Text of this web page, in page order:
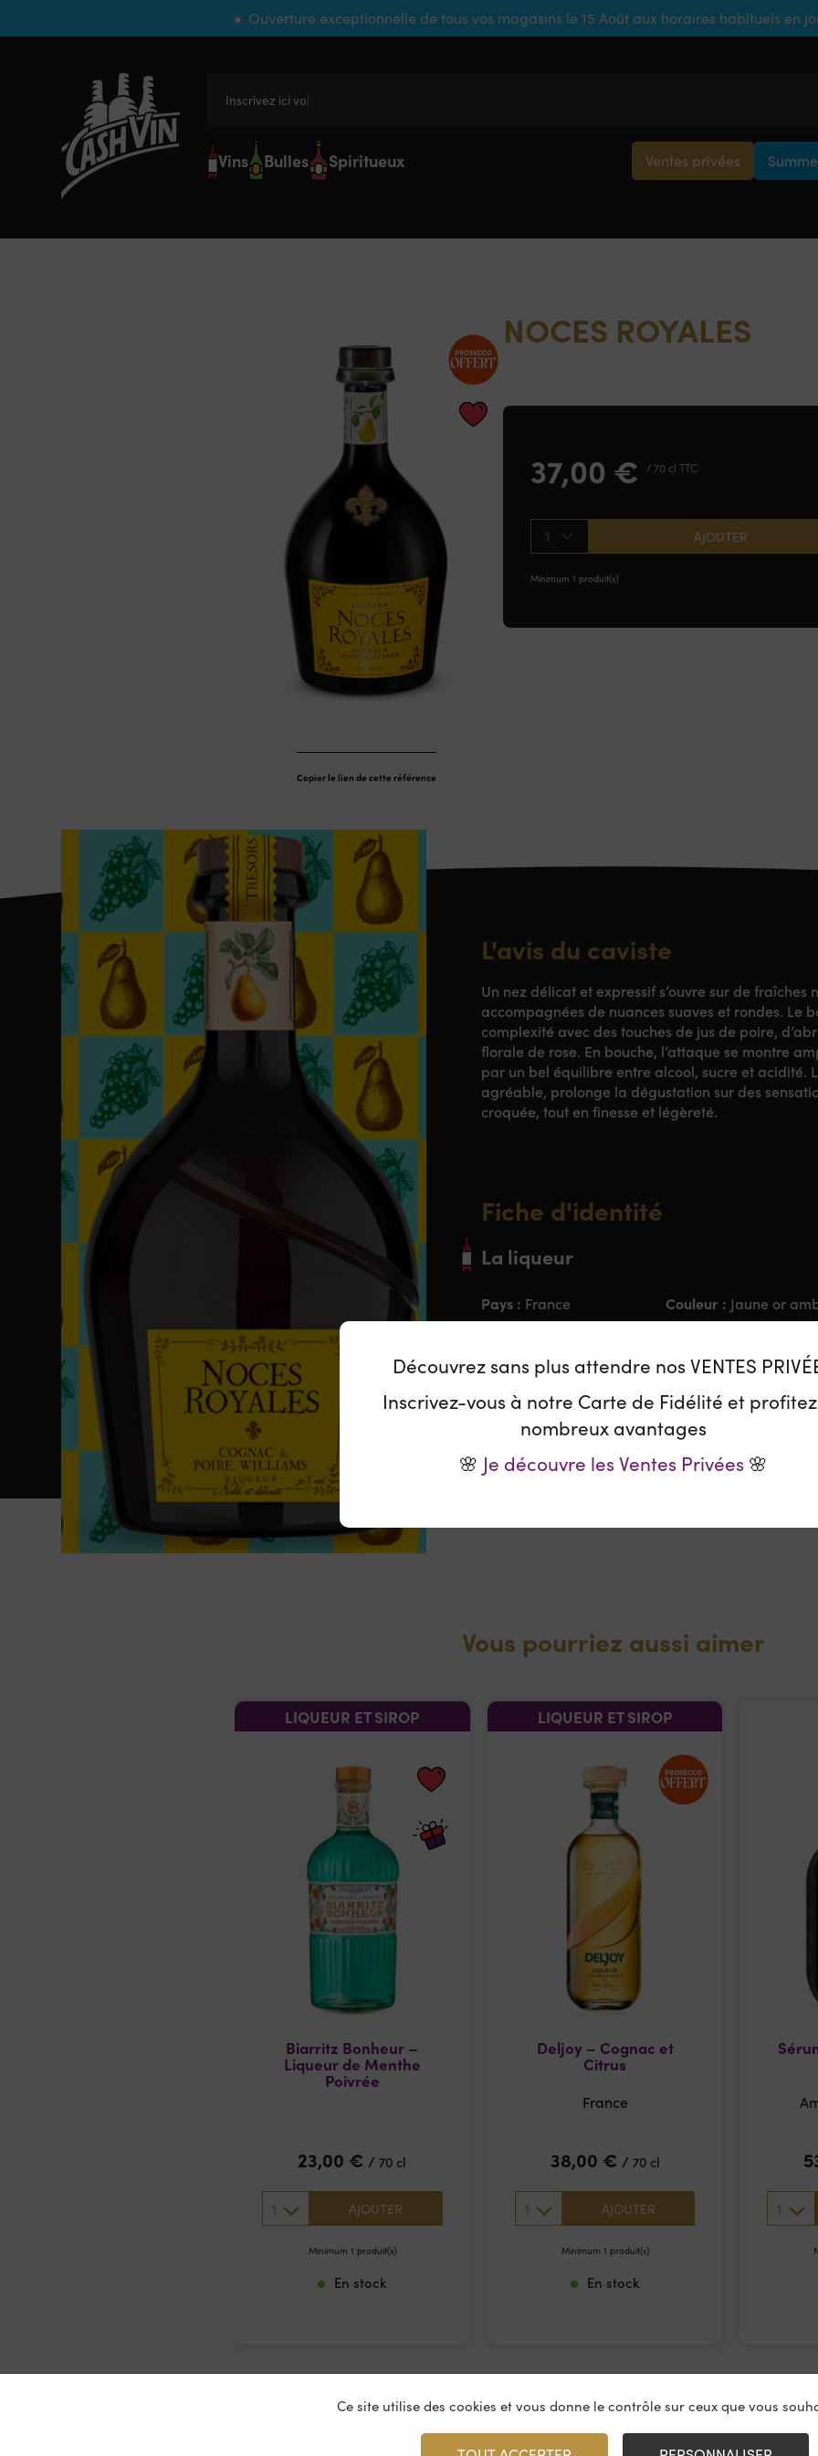
☀️ Ouverture exceptionnelle de tous vos magasins le 15 Août aux horaires habituels en
Inscrivez ici votre
Vins Bulles Spiritueux Ventes privées
Copier le lien de cette référence
NOCES ROYALES
37,00 € / 70 cl TTC
1 AJOUTER
Minimum 1 produit(s)
L'avis du caviste
Un nez délicat et expressif s’ouvre sur de fraîches
accompagnées de nuances suaves et rondes. Le
complexité avec des touches de jus de poire,
florale de rose. En bouche, l’attaque se montre
par un bel équilibre entre alcool, sucre et acidité.
agréable, prolonge la dégustation sur des
croquée, tout en finesse et légèreté.
Fiche d'identité
La liqueur
Pays : France Couleur : Jaune or
Le Domaine
Quand la délicatesse de la poire, fruit royal par
cela donne NOCES ROYALES. Une alliance
Vous pourriez aussi aimer
LIQUEUR ET SIROP
Biarritz Bonheur –
Liqueur de Menthe
Poivrée
23,00 € / 70 cl
1 AJOUTER
Minimum 1 produit(s)
En stock
LIQUEUR ET SIROP
Deljoy – Cognac et
Citrus
France
38,00 € / 70 cl
1 AJOUTER
Minimum 1 produit(s)
En stock
1
Découvrez sans plus attendre nos VENTES
Inscrivez-vous à notre Carte de Fidélité et
nombreux avantages
🌸 Je découvre les Ventes Privées 🌸
Ce site utilise des cookies et vous donne le contrôle sur ceux que vous